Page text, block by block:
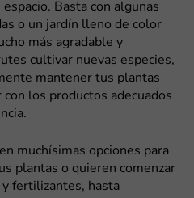
Basta con algunas
o un jardín lleno de color
más agradable y
cultivar nuevas especies,
mantener tus plantas
los productos adecuados
muchísimas opciones para
plantas o quieren comenzar
fertilizantes, hasta